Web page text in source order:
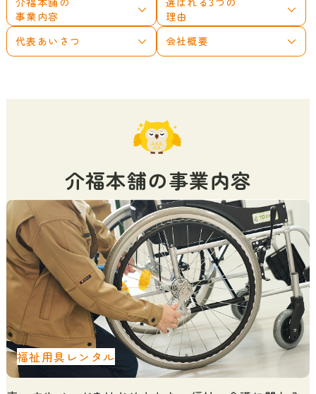
代表あいさつ
会社概要
介福本舗の事業内容
福祉用具レンタル
車いすやベッドをはじめとした、福祉・介護に関わる
さまざまな商品のレンタルを行っています。